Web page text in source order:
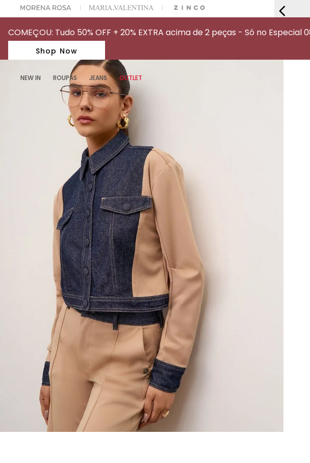
ESCOLHER SEU LOOK? FALE COM NOSSA PERSONAL SHOPPER.
COMEÇOU: Tudo 50% OFF + 20% EXTRA acima de 2 peças - Só no Especial
Shop Now
NEW IN ROUPAS JEANS OUTLET